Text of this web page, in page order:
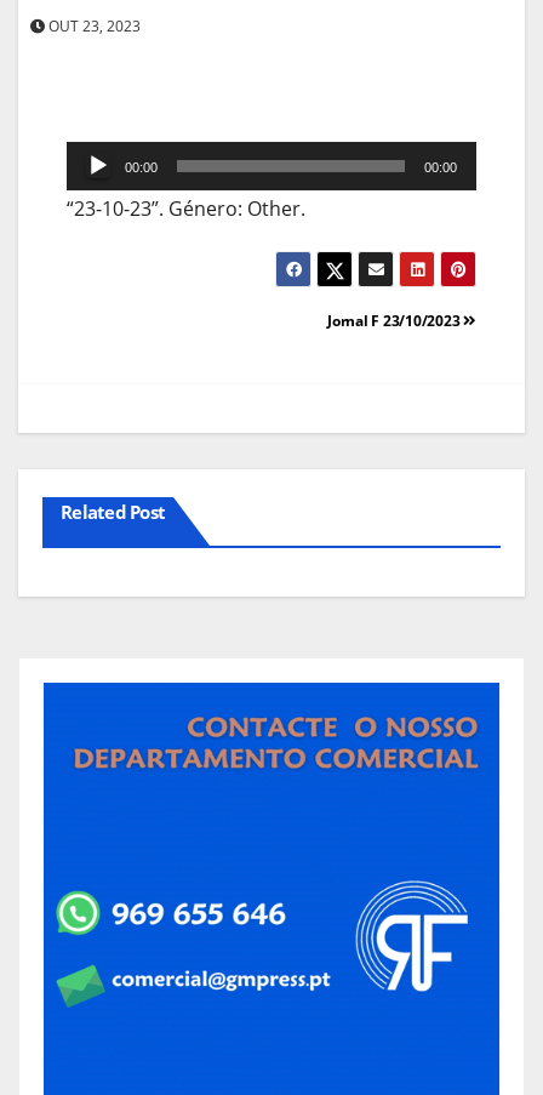
OUT 23, 2023
Reprodutor
de
00:00 00:00
“23-10-23”. Género: Other.
Jornal F 23/10/2023
Related Post